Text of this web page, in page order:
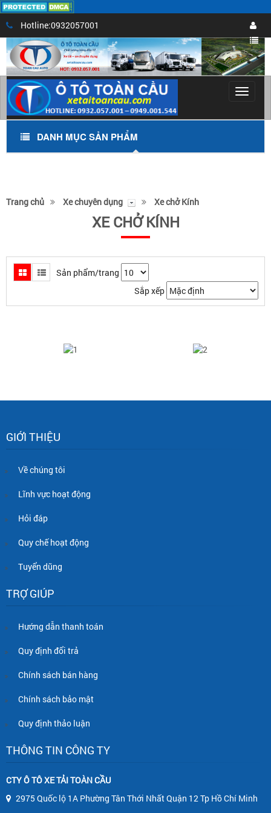
Hotline:0932057001
Toggle
DANH MỤC SẢN PHẨM
Trang chủ Xe chuyên dụng Xe chở Kính
XE CHỞ KÍNH
Sản phẩm/trang
Sắp xếp
GIỚI THIỆU
Về chúng tôi
Lĩnh vực hoạt động
Hỏi đáp
Quy chế hoạt động
Tuyển dũng
TRỢ GIÚP
Hướng dẫn thanh toán
Quy định đổi trả
Chính sách bán hàng
Chính sách bảo mật
Quy định thảo luận
THÔNG TIN CÔNG TY
CTY Ô TÔ XE TẢI TOÀN CẦU
2975 Quốc lộ 1A Phường Tân Thới Nhất Quận 12 Tp Hồ Chí Minh